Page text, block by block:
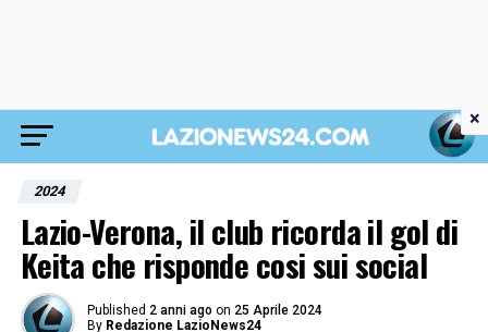
2024
Lazio-Verona, il club ricorda il gol di
Keita che risponde cosi sui social
Published 2 anni ago on 25 Aprile 2024
By Redazione LazioNews24
×